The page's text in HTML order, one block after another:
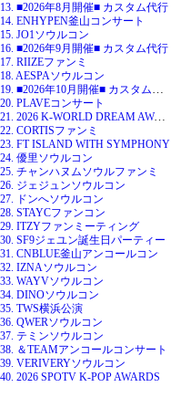
13. ■2026年8月開催■ カスタム代行
14. ENHYPEN釜山コンサート
15. JO1ソウルコン
16. ■2026年9月開催■ カスタム代行
17. RIIZEファンミ
18. AESPAソウルコン
19. ■2026年10月開催■ カスタム代行
20. PLAVEコンサート
21. 2026 K-WORLD DREAM AWARDS
22. CORTISファンミ
23. FT ISLAND WITH SYMPHONY
24. 優里ソウルコン
25. チャンハヌムソウルファンミ
26. ジェジュンソウルコン
27. ドンへソウルコン
28. STAYCファンコン
29. ITZYファンミーティング
30. SF9ジェユン誕生日パーティー
31. CNBLUE釜山アンコールコン
32. IZNAソウルコン
33. WAYVソウルコン
34. DINOソウルコン
35. TWS横浜公演
36. QWERソウルコン
37. テミンソウルコン
38. ＆TEAMアンコールコンサート
39. VERIVERYソウルコン
40. 2026 SPOTV K-POP AWARDS